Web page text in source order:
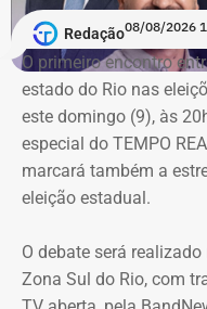
TCE determinou, por
Duque de Caxias
firmado com a Geo
(locação de
Corte ordenou também
pagamentos
ultrapassava R$ 100
Montebello Willeman,
irregularidades no
Redação08/08/2026
O primeiro encontro
estado do Rio nas
este domingo (9), às
especial do TEMPO
marcará também a
eleição estadual.
O debate será
Zona Sul do Rio, com